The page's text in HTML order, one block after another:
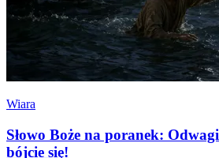
Wiara
Słowo Boże na poranek:
bójcie się!